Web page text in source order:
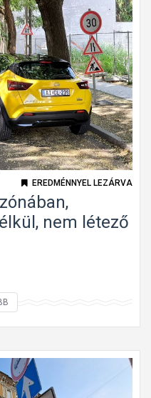
n
e
m
i
s
f
o
l
y
ó
m
EREDMÉNNYEL LEZÁRVA
nem létező
a
s
t